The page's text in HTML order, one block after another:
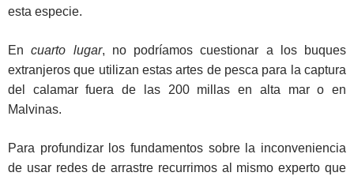
esta especie.
Encuarto lugar, no podríamos cuestionar a los buques
extranjeros que utilizan estas artes de pesca para la captura
del calamar fuera de las 200 millas en alta mar o en
Malvinas.
Para profundizar los fundamentos sobre la inconveniencia
de usar redes de arrastre recurrimos al mismo experto que